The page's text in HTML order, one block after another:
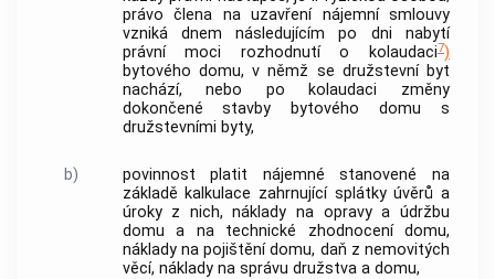
právo člena na uzavření nájemní smlouvy
vzniká dnem následujícím po dni nabytí
právní moci rozhodnutí o kolaudaci7)
bytového domu, v němž se družstevní byt
nachází, nebo po kolaudaci změny
dokončené stavby
bytového domu s
družstevními byty,
b)
povinnost platit nájemné stanovené na
základě kalkulace zahrnující splátky úvěrů a
úroky z nich, náklady na opravy a údržbu
domu a na technické zhodnocení domu,
náklady na pojištění domu, daň z nemovitých
věcí, náklady na správu družstva a domu,